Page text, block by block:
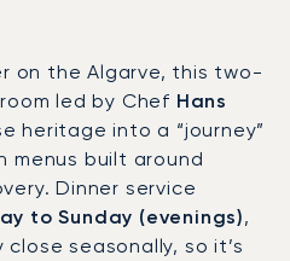
on the Algarve, this two-
led by Chef Hans
heritage into a “journey”
menus built around
Dinner service
to Sunday (evenings),
seasonally, so it’s